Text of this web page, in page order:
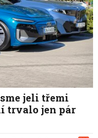
jeli třemi
trvalo jen pár